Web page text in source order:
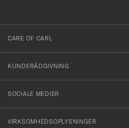
dig
till
vårt
nyhetsbrev!
CARE OF CARL
KUNDERÅDGIVNING
SOCIALE MEDIER
VIRKSOMHEDSOPLYSNINGER